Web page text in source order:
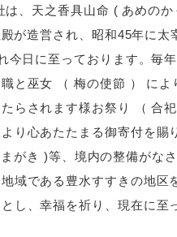
、天之香具山命 ( あめの
が造営され、昭和45年に
今日に至っております。毎
と巫女 （ 梅の使節 ） に
らされます様お祭り （ 合
り心あたたまる御寄付を
がき )等、境内の整備がな
域である豊水すすきの地区
し、幸福を祈り、現在に至